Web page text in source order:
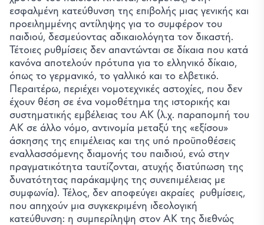
εσφαλμένη κατεύθυνση της επιβολής μιας γενικής και
προειλημμένης αντίληψης για το συμφέρον του
παιδιού, δεσμεύοντας αδικαιολόγητα τον δικαστή.
Τέτοιες ρυθμίσεις δεν απαντώνται σε δίκαια που κατά
κανόνα αποτελούν πρότυπα για το ελληνικό δίκαιο,
όπως το γερμανικό, το γαλλικό και το ελβετικό.
Περαιτέρω, περιέχει νομοτεχνικές αστοχίες, που δεν
έχουν θέση σε ένα νομοθέτημα της ιστορικής και
συστηματικής εμβέλειας του ΑΚ (λ.χ. παραπομπή του
ΑΚ σε άλλο νόμο, αντινομία μεταξύ της «εξίσου»
άσκησης της επιμέλειας και της υπό προϋποθέσεις
εναλλασσόμενης διαμονής του παιδιού, ενώ στην
πραγματικότητα ταυτίζονται, ατυχής διατύπωση της
δυνατότητας παράκαμψης της συνεπιμέλειας με
συμφωνία). Τέλος, δεν αποφεύγει ακραίες ρυθμίσεις,
που απηχούν μια συγκεκριμένη ιδεολογική
κατεύθυνση: η συμπερίληψη στον ΑΚ της διεθνώς